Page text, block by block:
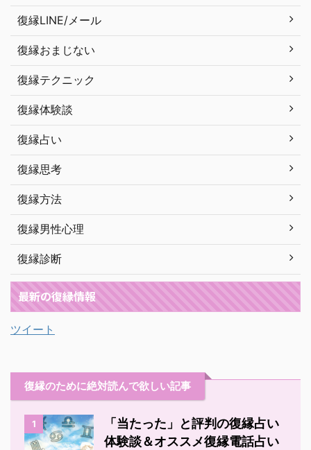
復縁LINE/メール
復縁おまじない
復縁テクニック
復縁体験談
復縁占い
復縁思考
復縁方法
復縁男性心理
復縁診断
最新の復縁情報
ツイート
復縁のために絶対読んで欲しい記事
1
「当たった」と評判の復縁占い
体験談＆オススメ復縁電話占い